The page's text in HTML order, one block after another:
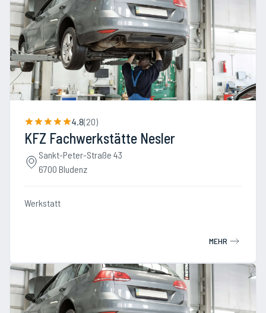
4.8(20)
KFZ Fachwerkstätte Nesler
Sankt-Peter-Straße 43
6700 Bludenz
Werkstatt
MEHR